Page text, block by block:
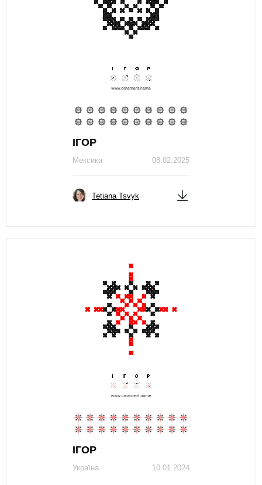
ІГОР
08.02.2025
Мексика
Tetiana Tsvyk
ІГОР
10.01.2024
Україна